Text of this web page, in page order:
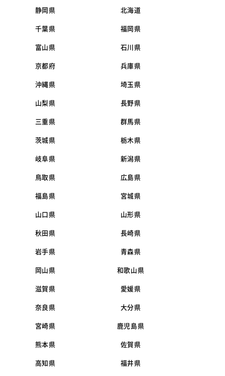
静岡県 北海道
千葉県 福岡県
富山県 石川県
京都府 兵庫県
沖縄県 埼玉県
山梨県 長野県
三重県 群馬県
茨城県 栃木県
岐阜県 新潟県
鳥取県 広島県
福島県 宮城県
山口県 山形県
秋田県 長崎県
岩手県 青森県
岡山県 和歌山県
滋賀県 愛媛県
奈良県 大分県
宮崎県 鹿児島県
熊本県 佐賀県
高知県 福井県